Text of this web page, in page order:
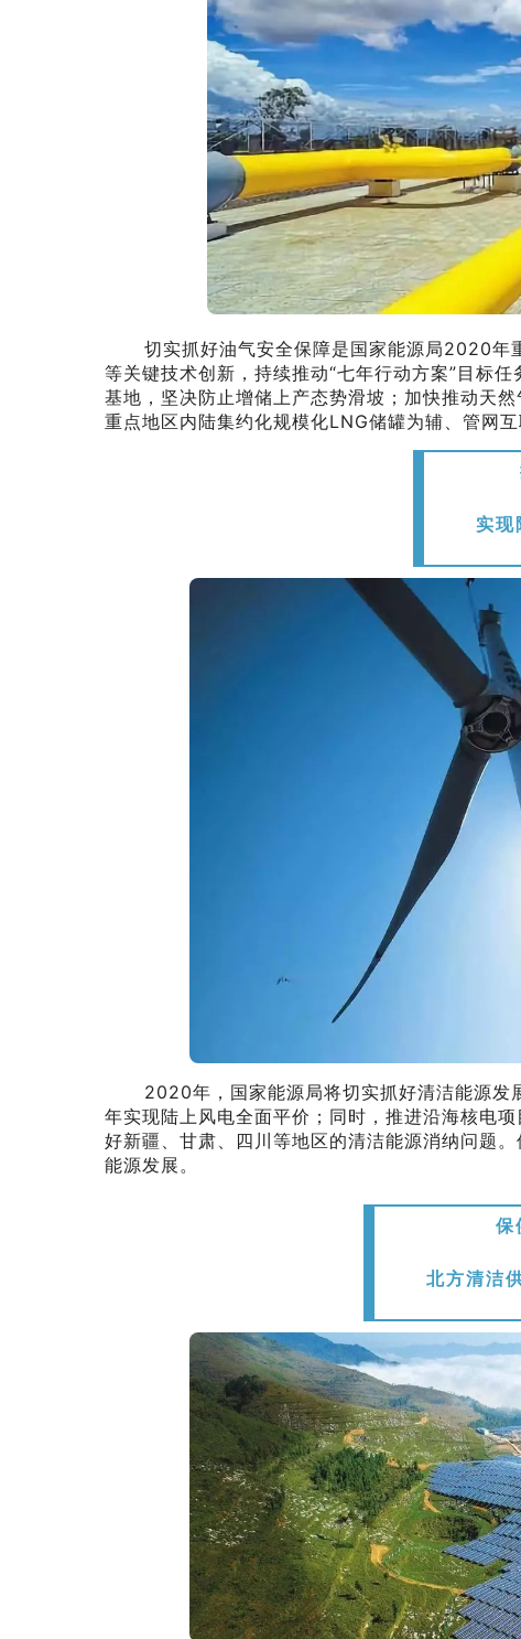
切实抓好油气安全保障是国家能源局2020年
等关键技术创新，持续推动“七年行动方案”目标
基地，坚决防止增储上产态势滑坡；加快推动天
重点地区内陆集约化规模化LNG储罐为辅、管网
实现
2020年，国家能源局将切实抓好清洁能源发
年实现陆上风电全面平价；同时，推进沿海核电
好新疆、甘肃、四川等地区的清洁能源消纳问题
能源发展。
保
北方清洁